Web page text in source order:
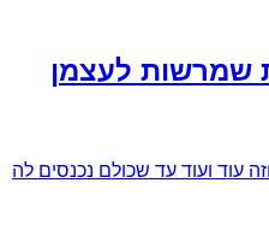
שמרשות לעצמן
עוד ועוד עד שכולם נכנסים לה